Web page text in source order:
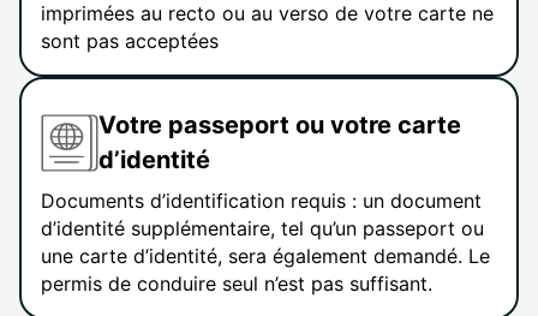
imprimées au recto ou au verso de votre carte ne
sont pas acceptées
Votre passeport ou votre carte
d’identité
Documents d’identification requis : un document
d’identité supplémentaire, tel qu’un passeport ou
une carte d’identité, sera également demandé. Le
permis de conduire seul n’est pas suffisant.